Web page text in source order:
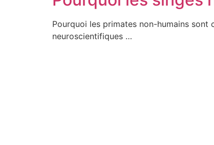
Pourquoi les primates non-humains sont
neuroscientifiques …